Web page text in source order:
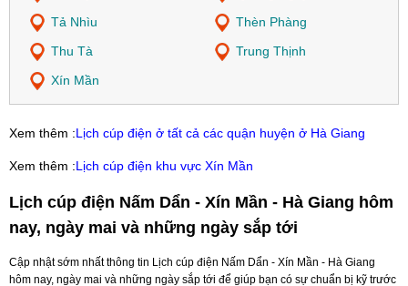
Tả Nhìu
Thèn Phàng
Thu Tà
Trung Thịnh
Xín Mần
Xem thêm :Lịch cúp điện ở tất cả các quận huyện ở Hà Giang
Xem thêm :Lịch cúp điện khu vực Xín Mần
Lịch cúp điện Nấm Dẩn - Xín Mần - Hà Giang hôm
nay, ngày mai và những ngày sắp tới
Cập nhật sớm nhất thông tin Lịch cúp điện Nấm Dẩn - Xín Mần - Hà Giang
hôm nay, ngày mai và những ngày sắp tới để giúp bạn có sự chuẩn bị kỹ trước